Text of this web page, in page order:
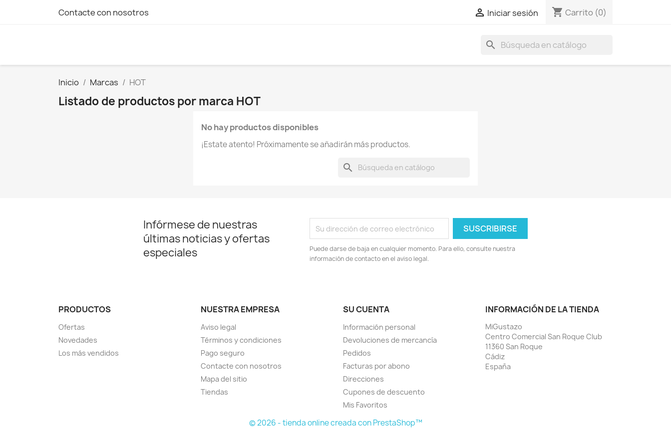
Contacte con nosotros  Iniciar sesión shopping_cart Carrito (0)
search
Inicio Marcas HOT
Listado de productos por marca HOT
No hay productos disponibles
¡Estate atento! Próximamente se añadirán más productos.
search
Infórmese de nuestras
últimas noticias y ofertas
especiales
Puede darse de baja en cualquier momento. Para ello, consulte nuestra
información de contacto en el aviso legal.
PRODUCTOS
Ofertas
Novedades
Los más vendidos
NUESTRA EMPRESA
Aviso legal
Términos y condiciones
Pago seguro
Contacte con nosotros
Mapa del sitio
Tiendas
SU CUENTA
Información personal
Devoluciones de mercancía
Pedidos
Facturas por abono
Direcciones
Cupones de descuento
Mis Favoritos
INFORMACIÓN DE LA TIENDA
MiGustazo
Centro Comercial San Roque Club
11360 San Roque
Cádiz
España
© 2026 - tienda online creada con PrestaShop™